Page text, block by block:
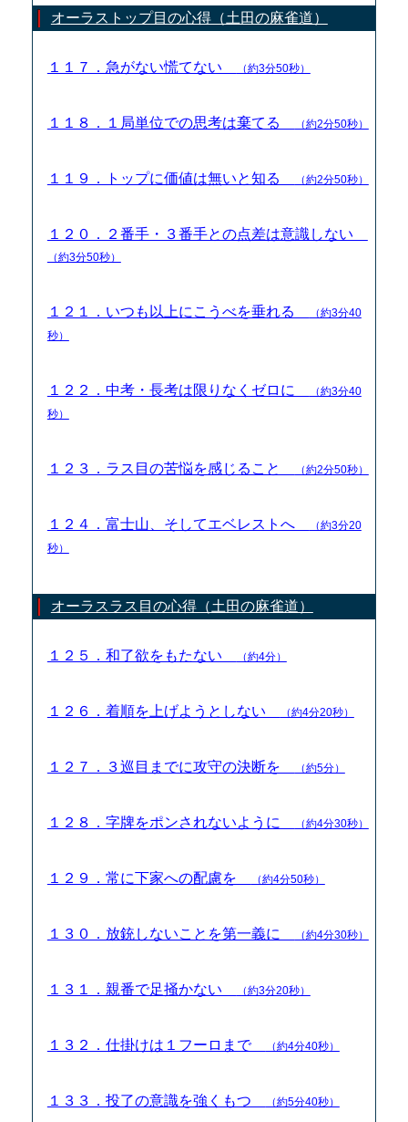
オーラストップ目の心得（土田の麻雀道）
１１７．急がない慌てない （約3分50秒）
１１８．１局単位での思考は棄てる （約2分50秒）
１１９．トップに価値は無いと知る （約2分50秒）
１２０．２番手・３番手との点差は意識しない
（約3分50秒）
１２１．いつも以上にこうべを垂れる
（約3分40
秒）
１２２．中考・長考は限りなくゼロに
（約3分40
秒）
１２３．ラス目の苦悩を感じること （約2分50秒）
１２４．富士山、そしてエベレストへ
（約3分20
秒）
オーラスラス目の心得（土田の麻雀道）
１２５．和了欲をもたない （約4分）
１２６．着順を上げようとしない （約4分20秒）
１２７．３巡目までに攻守の決断を （約5分）
１２８．字牌をポンされないように （約4分30秒）
１２９．常に下家への配慮を （約4分50秒）
１３０．放銃しないことを第一義に （約4分30秒）
１３１．親番で足掻かない （約3分20秒）
１３２．仕掛けは１フーロまで （約4分40秒）
１３３．投了の意識を強くもつ （約5分40秒）